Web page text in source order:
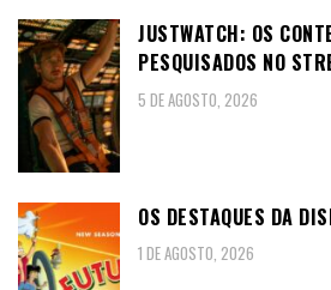
JUSTWATCH: OS
PESQUISADOS NO
5 DE AGOSTO, 2026
OS DESTAQUES DA
1 DE AGOSTO, 2026